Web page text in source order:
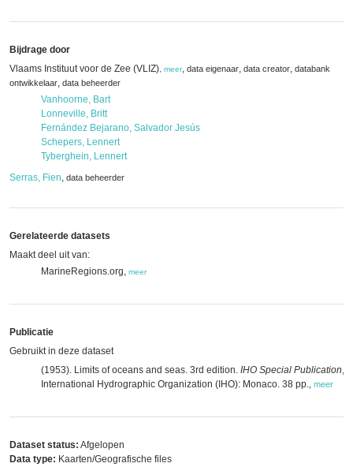
Bijdrage door
Vlaams Instituut voor de Zee (VLIZ) meer, data eigenaar, data creator, databank
ontwikkelaar, data beheerder
Vanhoorne, Bart
Lonneville, Britt
Fernández Bejarano, Salvador Jesús
Schepers, Lennert
Tyberghein, Lennert
Serras, Fien, data beheerder
Gerelateerde datasets
Maakt deel uit van:
MarineRegions.org, meer
Publicatie
Gebruikt in deze dataset
(1953). Limits of oceans and seas. 3rd edition. IHO Special Publication,
International Hydrographic Organization (IHO): Monaco. 38 pp. meer
Dataset status: Afgelopen
Data type: Kaarten/Geografische files